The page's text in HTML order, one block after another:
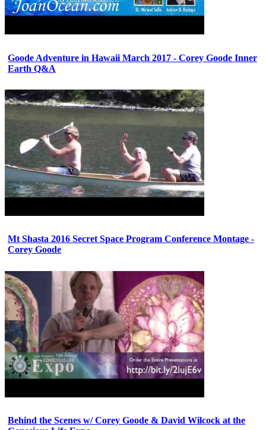
Goode Adventure in Hawaii March 2017 - Corey Goode Inner
Earth Q&A
Mt Shasta 2016 Secret Space Program Conference Montage -
Corey Goode
Behind the Scenes w/ Corey Goode & David Wilcock at the